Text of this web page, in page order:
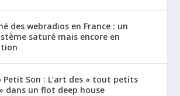
des webradios en France : un
saturé mais encore en
Petit Son : L’art des « tout petits
dans un flot deep house